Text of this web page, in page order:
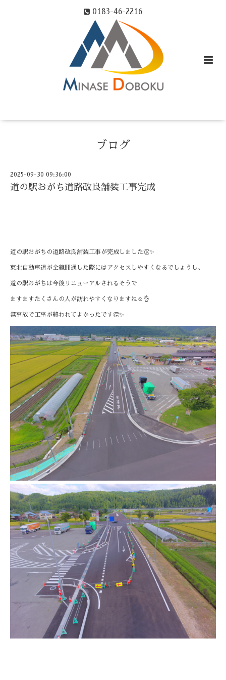
0183-46-2216
ブログ
2025-09-30 09:36:00
道の駅おがち道路改良舗装工事完成
道の駅おがちの道路改良舗装工事が完成しました👏✨
東北自動車道が全線開通した際にはアクセスしやすくなるでしょうし、
道の駅おがちは今後リニューアルされるそうで
ますますたくさんの人が訪れやすくなりますね☺️👌
無事故で工事が終われてよかったです👏✨